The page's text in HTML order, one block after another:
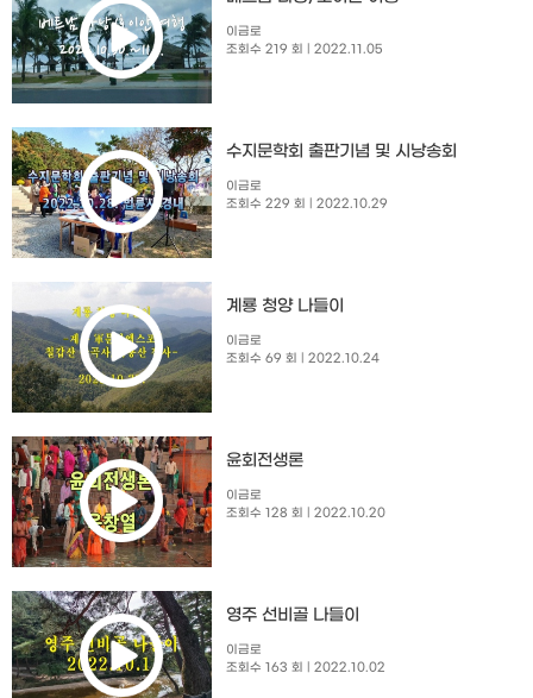
이금로
조회수 219 회
| 2022.11.05
수지문학회 출판기념 및 시낭송회​
이금로
조회수 229 회
| 2022.10.29
계룡 청양 나들이
이금로
조회수 69 회
| 2022.10.24
윤회전생론
이금로
조회수 128 회
| 2022.10.20
영주 선비골 나들이
이금로
조회수 163 회
| 2022.10.02